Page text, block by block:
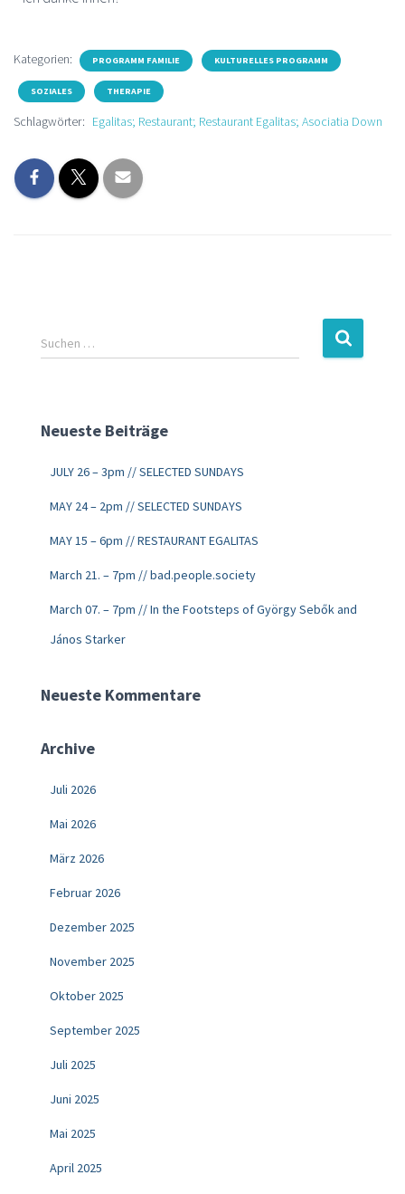
Kategorien: PROGRAMM FAMILIE KULTURELLES PROGRAMM
SOZIALES THERAPIE
Schlagwörter: Egalitas; Restaurant; Restaurant Egalitas; Asociatia Down
Suchen …
Neueste Beiträge
JULY 26 – 3pm // SELECTED SUNDAYS
MAY 24 – 2pm // SELECTED SUNDAYS
MAY 15 – 6pm // RESTAURANT EGALITAS
March 21. – 7pm // bad.people.society
March 07. – 7pm // In the Footsteps of György Sebők and
János Starker
Neueste Kommentare
Archive
Juli 2026
Mai 2026
März 2026
Februar 2026
Dezember 2025
November 2025
Oktober 2025
September 2025
Juli 2025
Juni 2025
Mai 2025
April 2025